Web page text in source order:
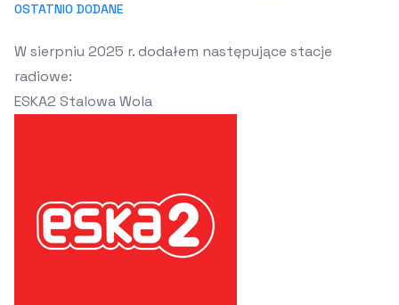
OSTATNIO DODANE
W sierpniu 2025 r. dodałem następujące stacje
radiowe:
ESKA2 Stalowa Wola